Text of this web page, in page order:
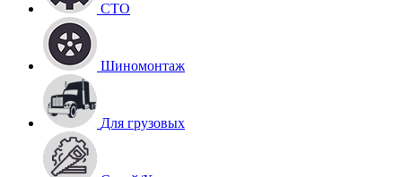
СТО
Шиномонтаж
Для грузовых